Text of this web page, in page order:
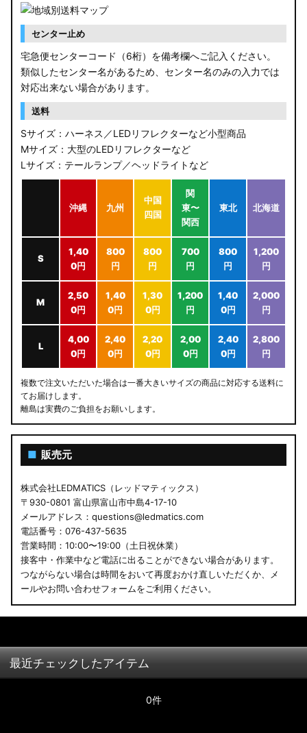
センター止め
宅急便センターコード（6桁）を備考欄へご記入ください。
類似したセンター名があるため、センター名のみの入力では
対応出来ない場合があります。
送料
Sサイズ：ハーネス／LEDリフレクターなど小型商品
Mサイズ：大型のLEDリフレクターなど
Lサイズ：テールランプ／ヘッドライトなど
沖縄 九州
中国
四国
関
東〜
関西
東北 北海道
S
1,40
0円
800
円
800
円
700
円
800
円
1,200
円
M
2,50
0円
1,40
0円
1,30
0円
1,200
円
1,40
0円
2,000
円
L
4,00
0円
2,40
0円
2,20
0円
2,00
0円
2,40
0円
2,800
円
複数で注文いただいた場合は一番大きいサイズの商品に対応する送料に
てお届けします。
離島は実費のご負担をお願いします。
■ 販売元
株式会社LEDMATICS（レッドマティックス）
〒930-0801 富山県富山市中島4-17-10
メールアドレス：questions@ledmatics.com
電話番号：076-437-5635
営業時間：10:00〜19:00（土日祝休業）
接客中・作業中など電話に出ることができない場合があります。
つながらない場合は時間をおいて再度おかけ直しいただくか、メ
ールやお問い合わせフォームをご利用ください。
最近チェックしたアイテム
0件